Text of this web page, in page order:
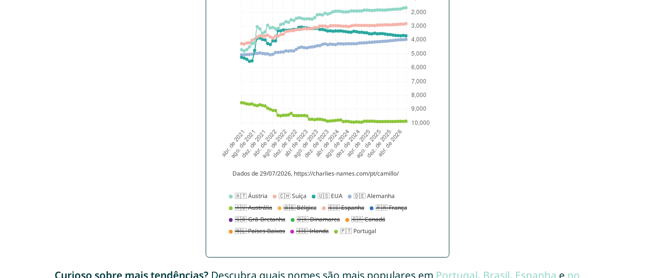
Curioso sobre mais tendências? Descubra quais nomes são mais populares em Portugal, Brasil, Espanha e no